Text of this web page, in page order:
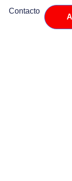
Contacto